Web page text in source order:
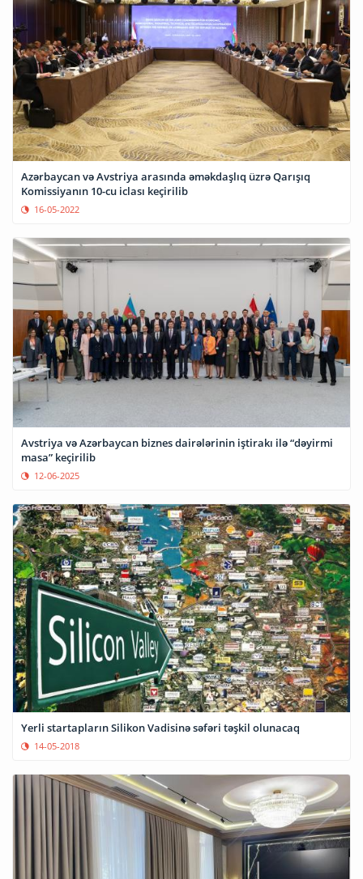
Azərbaycan və Avstriya arasında əməkdaşlıq üzrə Qarışıq
Komissiyanın 10-cu iclası keçirilib
16-05-2022
Avstriya və Azərbaycan biznes dairələrinin iştirakı ilə “dəyirmi
masa” keçirilib
12-06-2025
Yerli startapların Silikon Vadisinə səfəri təşkil olunacaq
14-05-2018